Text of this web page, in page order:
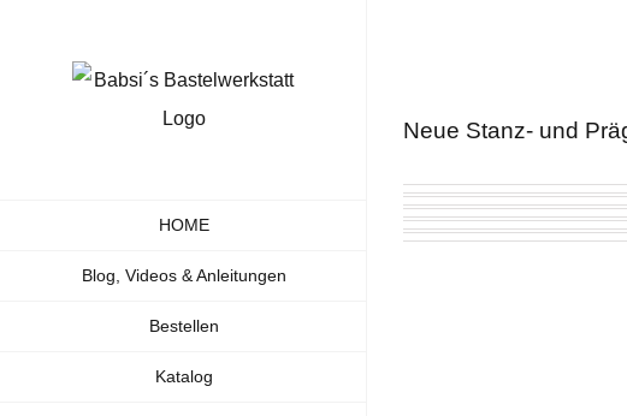
HOME
Blog, Videos & Anleitungen
Bestellen
Katalog
Neue Stanz- und